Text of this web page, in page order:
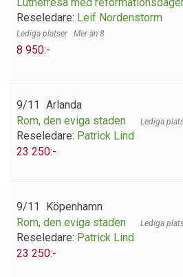
Reseledare: Leif Nordenstorm
Mer än 8
8 950:-
9/11 Arlanda
Rom, den eviga staden
Reseledare: Patrick Lind
23 250:-
9/11
Köpenhamn
Rom, den eviga staden
Reseledare: Patrick Lind
23 250:-